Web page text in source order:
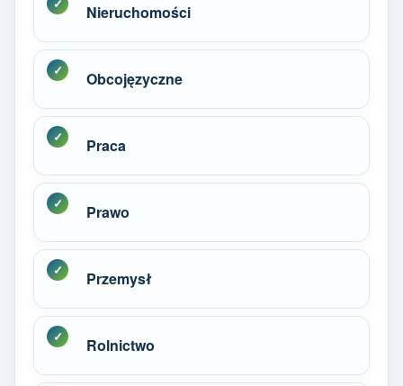
Nieruchomości
Obcojęzyczne
Praca
Prawo
Przemysł
Rolnictwo